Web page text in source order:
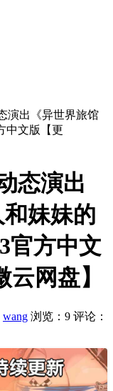
演出《异世界旅馆
中文版【更
态演出
和妹妹的
官方中文
网盘】
wang 浏览：9 评论：